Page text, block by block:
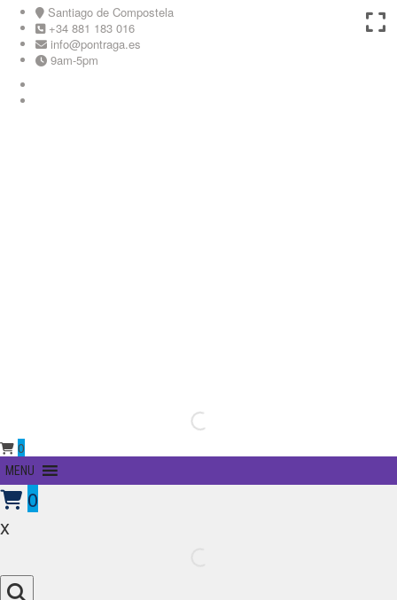
Skip
content
Santiago de Compostela
+34 881 183 016
info@pontraga.es
9am-5pm
0
Primary
Menu
MENU
0
x